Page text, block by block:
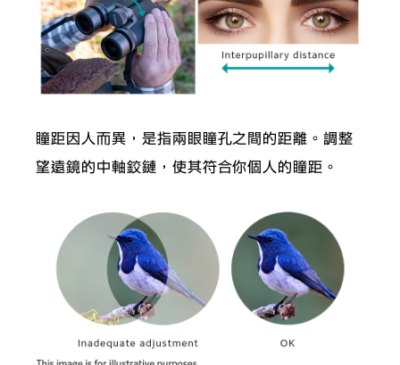
瞳距因人而異，是指兩眼瞳孔之間的距離。調整
望遠鏡的中軸鉸鏈，使其符合你個人的瞳距。